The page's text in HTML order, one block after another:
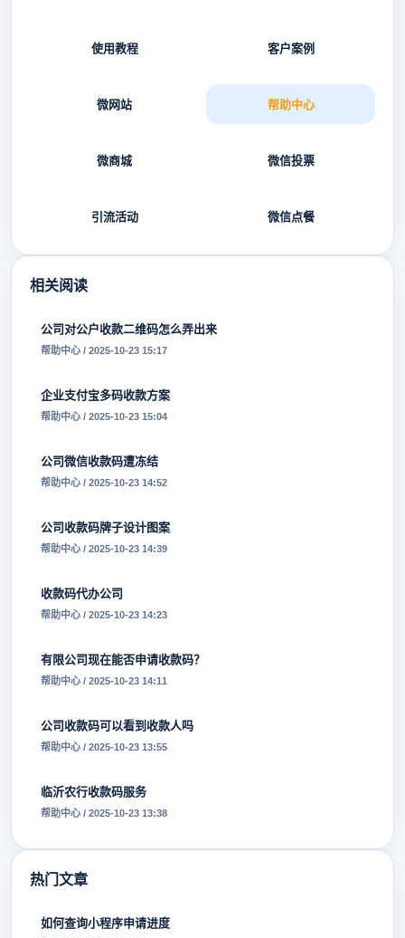
使用教程 客户案例
微网站 帮助中心
微商城 微信投票
引流活动 微信点餐
相关阅读
公司对公户收款二维码怎么弄出来
帮助中心 / 2025-10-23 15:17
企业支付宝多码收款方案
帮助中心 / 2025-10-23 15:04
公司微信收款码遭冻结
帮助中心 / 2025-10-23 14:52
公司收款码牌子设计图案
帮助中心 / 2025-10-23 14:39
收款码代办公司
帮助中心 / 2025-10-23 14:23
有限公司现在能否申请收款码？
帮助中心 / 2025-10-23 14:11
公司收款码可以看到收款人吗
帮助中心 / 2025-10-23 13:55
临沂农行收款码服务
帮助中心 / 2025-10-23 13:38
热门文章
如何查询小程序申请进度